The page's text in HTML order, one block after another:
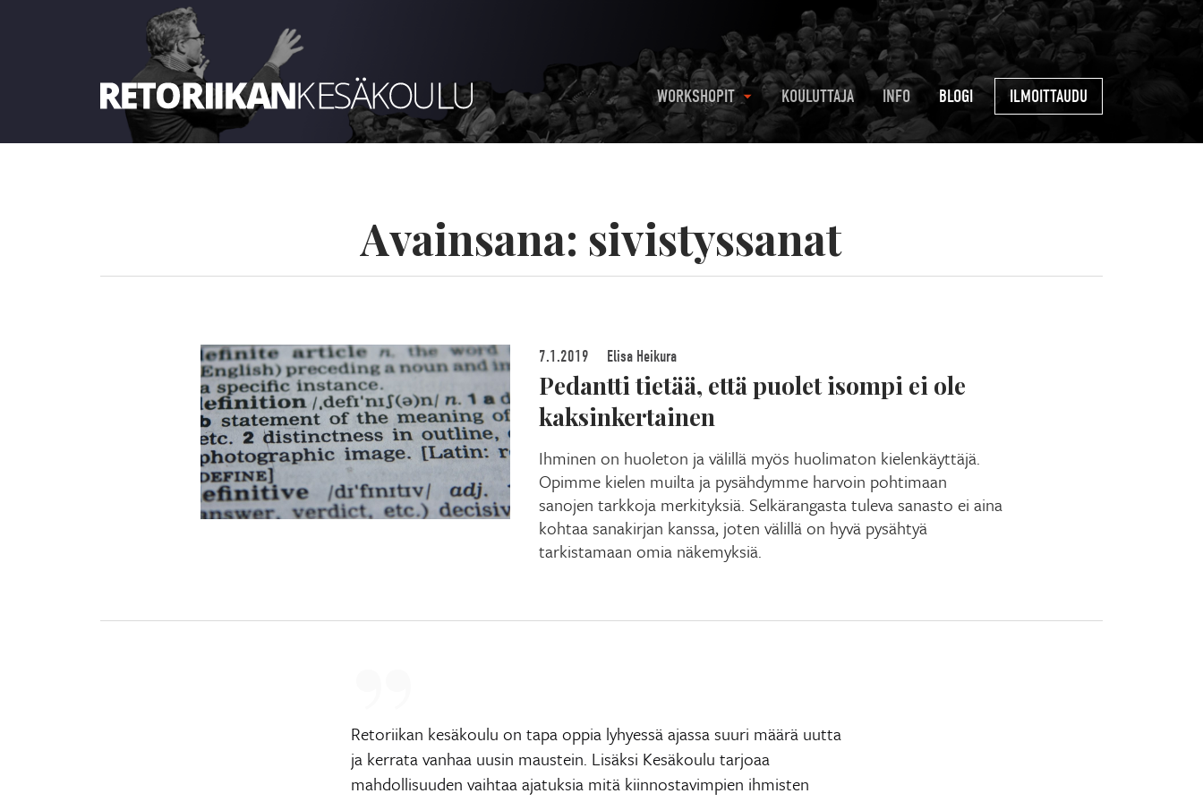
WORKSHOPIT KOULUTTAJA INFO BLOGI ILMOITTAUDU
Avainsana: sivistyssanat
7.1.2019 Elisa Heikura
Pedantti tietää, että puolet isompi ei ole
kaksinkertainen
Ihminen on huoleton ja välillä myös huolimaton kielenkäyttäjä.
Opimme kielen muilta ja pysähdymme harvoin pohtimaan
sanojen tarkkoja merkityksiä. Selkärangasta tuleva sanasto ei aina
kohtaa sanakirjan kanssa, joten välillä on hyvä pysähtyä
tarkistamaan omia näkemyksiä.
Retoriikan kesäkoulu on tapa oppia lyhyessä ajassa suuri määrä uutta
ja kerrata vanhaa uusin maustein. Lisäksi Kesäkoulu tarjoaa
mahdollisuuden vaihtaa ajatuksia mitä kiinnostavimpien ihmisten